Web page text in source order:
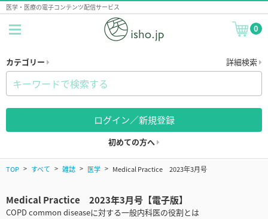
医学・医療の電子コンテンツ配信サービス
0
カテゴリー 詳細検索
ログイン／新規登録
初めての方へ
TOP すべて 雑誌 医学 Medical Practice 2023年3月号
Medical Practice 2023年3月号【電子版】
COPD common diseaseに対する一般内科医の役割とは